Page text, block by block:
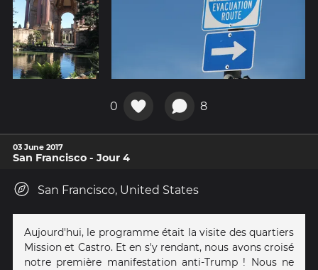
0 8
03 June 2017
San Francisco - Jour 4
San Francisco, United States
Aujourd'hui, le programme était la visite des quartiers
Mission et Castro. Et en s'y rendant, nous avons croisé
notre première manifestation anti-Trump ! Nous ne